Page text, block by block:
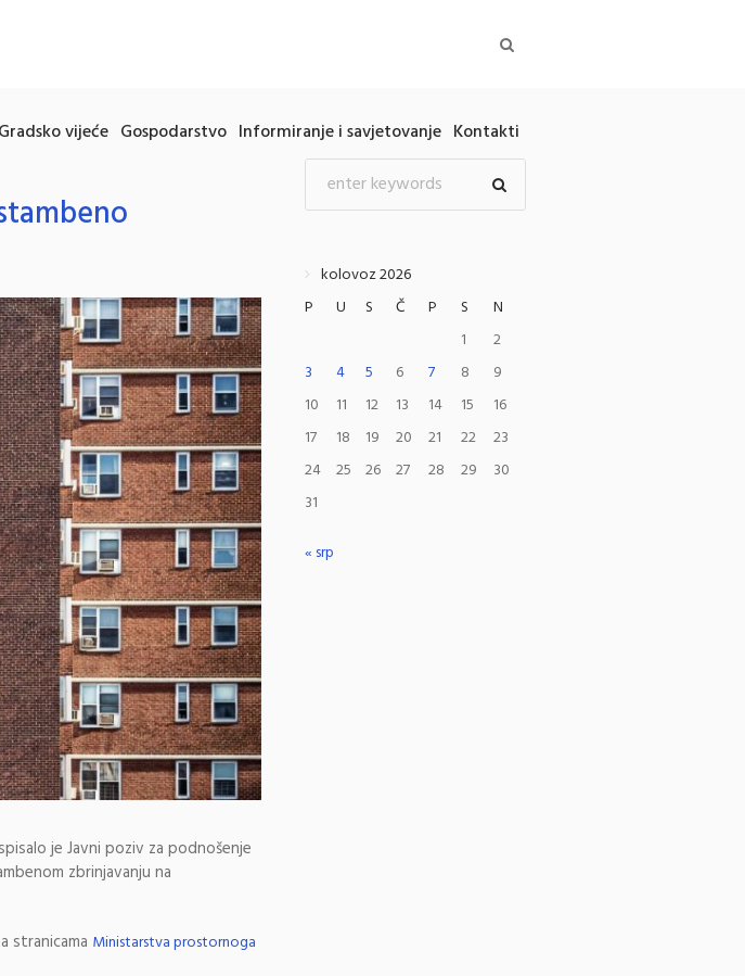
Gradsko vijeće Gospodarstvo Informiranje i savjetovanje Kontakti
je Javni poziv za podnošenje
zbrinjavanju na
stranicama Ministarstva prostornoga
kolovoz 2026
P
U S Č P S
N
1
2
3
4 5 6 7 8
9
10
11 12 13 14 15
16
17
18 19 20 21 22
23
24
25 26 27 28 29
30
31
« srp